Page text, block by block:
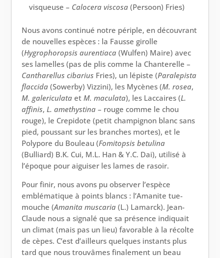
visqueuse – Calocera viscosa (Persoon) Fries)
Nous avons continué notre périple, en découvrant
de nouvelles espèces : la Fausse girolle
(Hygrophoropsis aurentiaca (Wulfen) Maire) avec
ses lamelles (pas de plis comme la Chanterelle –
Cantharellus cibarius Fries), un lépiste (Paralepista
flaccida (Sowerby) Vizzini), les Mycènes (M. rosea,
M. galericulata etM. maculata), les Laccaires (L.
affinis,L. amethystina – rouge comme le chou
rouge), le Crepidote (petit champignon blanc sans
pied, poussant sur les branches mortes), et le
Polypore du Bouleau (Fomitopsis betulina
(Bulliard) B.K. Cui, M.L. Han & Y.C. Dai), utilisé à
l’époque pour aiguiser les lames de rasoir.
Pour finir, nous avons pu observer l’espèce
emblématique à points blancs : l’Amanite tue-
mouche (Amanita muscaria (L.) Lamarck). Jean-
Claude nous a signalé que sa présence indiquait
un climat (mais pas un lieu) favorable à la récolte
de cèpes. C’est d’ailleurs quelques instants plus
tard que nous trouvâmes finalement un beau